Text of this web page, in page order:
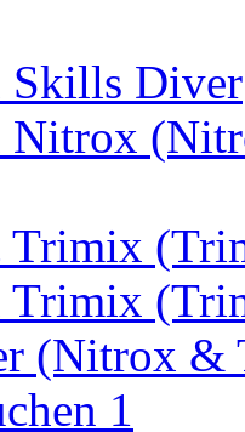
Skills Diver
Nitrox
Trimix
Trimix
(Nitrox
1